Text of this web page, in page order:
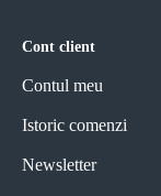
Cont client
Contul meu
Istoric comenzi
Newsletter